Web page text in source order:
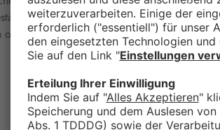
Komplett nach Plan ist die Eröffnung
andere Achterbahn testen.